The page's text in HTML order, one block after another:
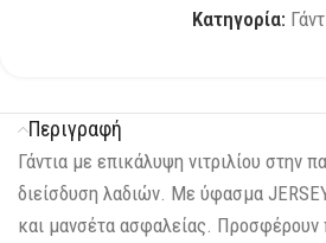
Κατηγορία:
Περιγραφή
Γάντια με επικάλυψη νιτριλίου στην
διείσδυση λαδιών. Με ύφασμα
και μανσέτα ασφαλείας. Προσφέρουν